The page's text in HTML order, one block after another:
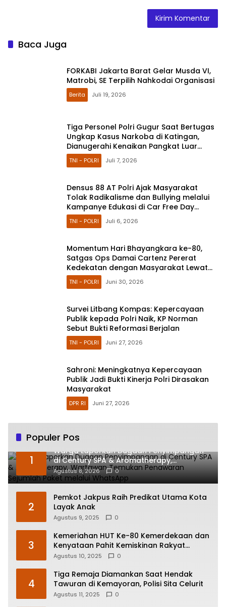
Baca Juga
FORKABI Jakarta Barat Gelar Musda VI,
Matrobi, SE Terpilih Nahkodai Organisasi
Berita Juli 19, 2026
Tiga Personel Polri Gugur Saat Bertugas
Ungkap Kasus Narkoba di Katingan,
Dianugerahi Kenaikan Pangkat Luar
Biasa Anumerta
TNI - POLRI Juli 7, 2026
Densus 88 AT Polri Ajak Masyarakat
Tolak Radikalisme dan Bullying melalui
Kampanye Edukasi di Car Free Day
Makassar
TNI - POLRI Juli 6, 2026
Momentum Hari Bhayangkara ke-80,
Satgas Ops Damai Cartenz Pererat
Kedekatan dengan Masyarakat Lewat
Bakti Sosial
TNI - POLRI Juni 30, 2026
Survei Litbang Kompas: Kepercayaan
Publik kepada Polri Naik, KP Norman
Sebut Bukti Reformasi Berjalan
TNI - POLRI Juni 27, 2026
Sahroni: Meningkatnya Kepercayaan
Publik Jadi Bukti Kinerja Polri Dirasakan
Masyarakat
DPR RI Juni 27, 2026
Populer Pos
1
Warga Laporkan Dugaan Penyimpangan
di Century SPA & Aromatherapy,
Wartawan Temukan Penawaran Sejumlah
Paket melalui WhatsApp
Agustus 8, 2026 0
2
Pemkot Jakpus Raih Predikat Utama Kota
Layak Anak
Agustus 9, 2025 0
3
Kemeriahan HUT Ke-80 Kemerdekaan dan
Kenyataan Pahit Kemiskinan Rakyat
Indonesia
Agustus 10, 2025 0
4
Tiga Remaja Diamankan Saat Hendak
Tawuran di Kemayoran, Polisi Sita Celurit
Agustus 11, 2025 0